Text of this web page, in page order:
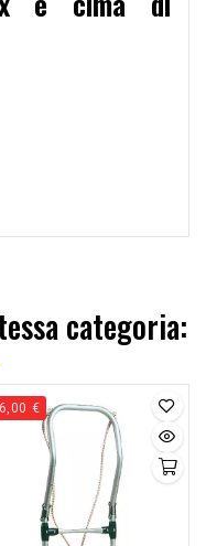
categoria:
€